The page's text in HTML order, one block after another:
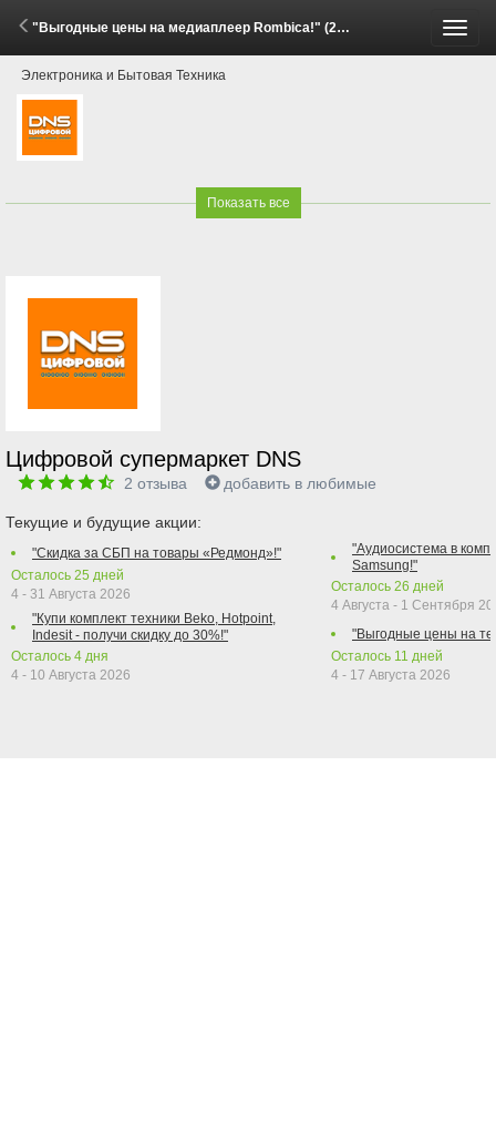
"Выгодные цены на медиаплеер Rombica!" (29 Мая - 15 Июня 2026)
Электроника и Бытовая Техника
Показать все
Цифровой супермаркет DNS
2 отзыва добавить в любимые
Текущие и будущие акции:
"Скидка за СБП на товары «Редмонд»!"
Осталось 25 дней
4 - 31 Августа 2026
"Купи комплект техники Beko, Hotpoint,
Indesit - получи скидку до 30%!"
Осталось 4 дня
4 - 10 Августа 2026
"Аудиосистема в
Samsung!"
Осталось 26 дней
4 Августа - 1 Сентября
"Выгодные цены на
Осталось 11 дней
4 - 17 Августа 2026